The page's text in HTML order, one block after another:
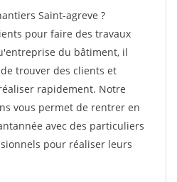
Saint-agreve ?
pour faire des travaux
du bâtiment, il
trouver des clients et
rapidement. Notre
vous permet de rentrer en
avec des particuliers
pour réaliser leurs